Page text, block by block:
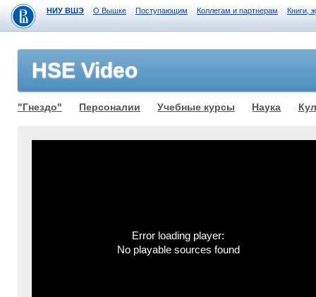
НИУ ВШЭ О Вышке Поступающим Коллегам и партнерам Книги,
HSE Video
"Гнездо" Персоналии Учебные курсы Наука
Error loading player:
No playable sources found